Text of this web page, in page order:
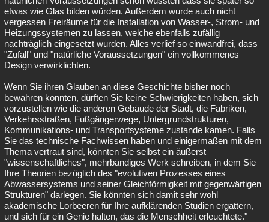
etwas wie Glas bilden würden. Außerdem wurde auch nicht
vergessen Freiräume für die Installation von Wasser-, Strom- und
Heizungssystemen zu lassen, welche ebenfalls zufällig
nachträglich eingesetzt wurden. Alles verlief so einwandfrei, dass
"Zufall" und "natürliche Voraussetzungen" ein vollkommenes
Design verwirklichten.
Wenn Sie ihren Glauben an diese Geschichte bisher noch
bewahren konnten, dürften Sie keine Schwierigkeiten haben, sich
vorzustellen wie die anderen Gebäude der Stadt, die Fabriken,
Verkehrsstraßen, Fußgängerwege, Untergrundstrukturen,
Kommunikations- und Transportsysteme zustande kamen. Falls
Sie das technische Fachwissen haben und einigermaßen mit dem
Thema vertraut sind, könnten Sie selbst ein äußerst
"wissenschaftliches", mehrbändiges Werk schreiben, in dem Sie
Ihre Theorien bezüglich des "evolutiven Prozesses eines
Abwassersystems und seiner Gleichförmigkeit mit gegenwärtigen
Strukturen" darlegen. Sie könnten sich damit sehr wohl
akademische Lorbeeren für Ihre aufklärenden Studien ergattern,
und sich für ein Genie halten, das die Menschheit erleuchtete."